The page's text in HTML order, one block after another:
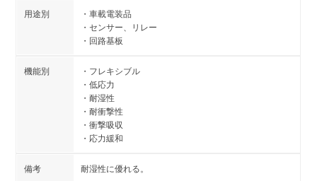
車載電装品
センサー、リレー
回路基板
フレキシブル
低応力
耐湿性
耐衝撃性
衝撃吸収
応力緩和
耐湿性に優れる。